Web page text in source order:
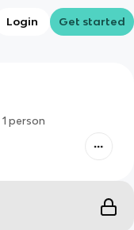
Login Get started
1 person